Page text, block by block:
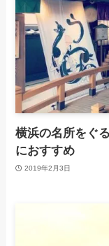
横浜の名所をぐ
におすすめ
2019年2月3日